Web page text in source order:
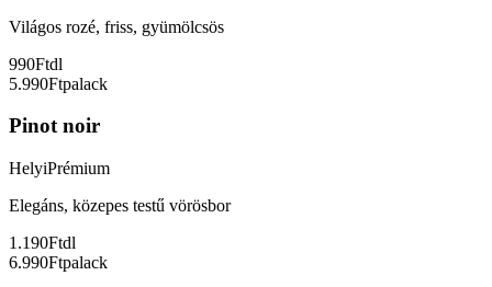
Világos rozé, friss, gyümölcsös
990Ftdl
5.990Ftpalack
Pinot noir
HelyiPrémium
Elegáns, közepes testű vörösbor
1.190Ftdl
6.990Ftpalack